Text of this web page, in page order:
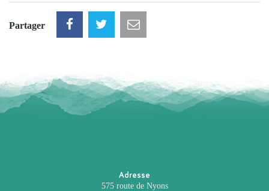
Partager
Adresse
575 route de Nyons